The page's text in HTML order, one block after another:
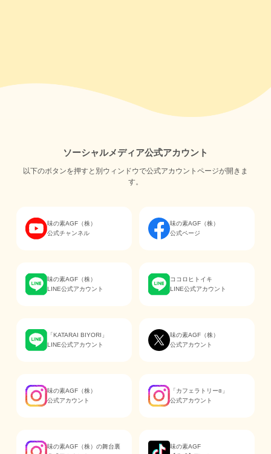
ソーシャルメディア公式アカウント
以下のボタンを押すと別ウィンドウで公式アカウントページが開きま
す。
味の素AGF（株）
公式チャンネル
味の素AGF（株）
公式ページ
味の素AGF（株）
LINE公式アカウント
ココロヒトイキ
LINE公式アカウント
「KATARAI BIYORI」
LINE公式アカウント
味の素AGF（株）
公式アカウント
味の素AGF（株）
公式アカウント
「カフェラトリー® 」
公式アカウント
味の素AGF（株）の舞台裏
味の素AGF